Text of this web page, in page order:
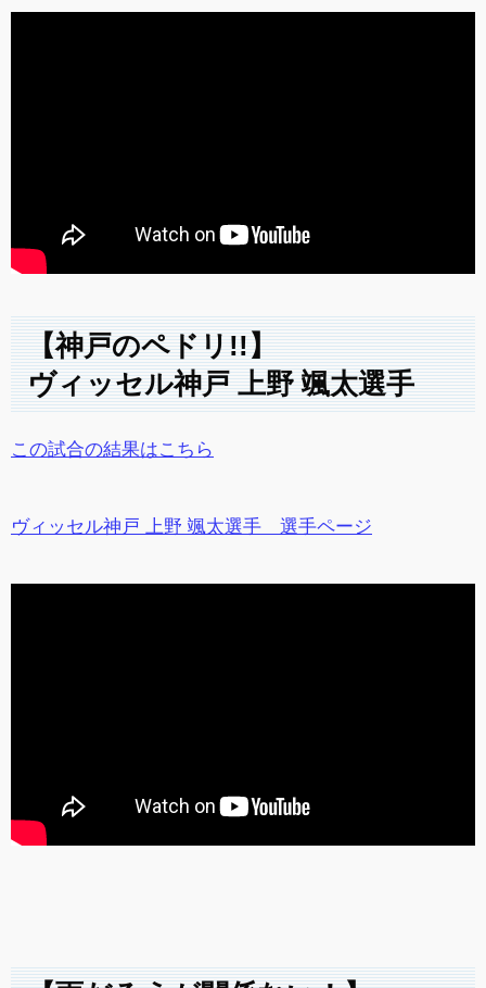
【神戸のペドリ!!】
ヴィッセル神戸 上野 颯太選手
この試合の結果はこちら
ヴィッセル神戸 上野 颯太選手 選手ページ